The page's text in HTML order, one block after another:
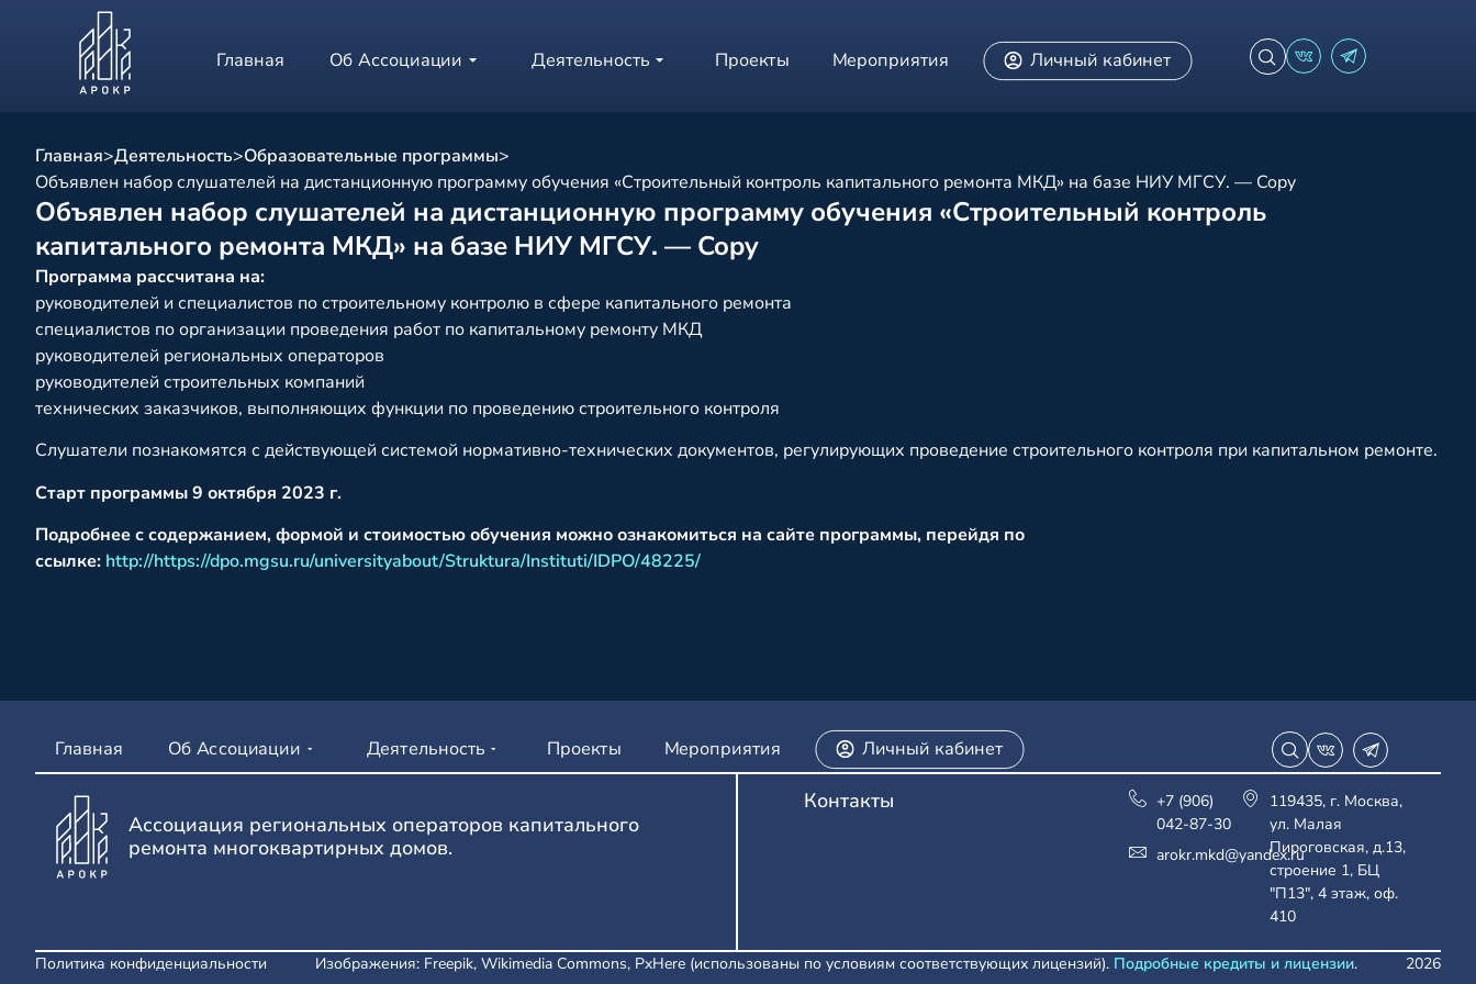
Главная Об Ассоциации Деятельность Проекты Мероприятия Личный кабинет
Главная>Деятельность>Образовательные программы>
Объявлен набор слушателей на дистанционную программу обучения «Строительный контроль капитального ремонта МКД» на базе НИУ МГСУ. — Copy
Объявлен набор слушателей на дистанционную программу обучения «Строительный контроль
капитального ремонта МКД» на базе НИУ МГСУ. — Copy
Программа рассчитана на:
руководителей и специалистов по строительному контролю в сфере капитального ремонта
специалистов по организации проведения работ по капитальному ремонту МКД
руководителей региональных операторов
руководителей строительных компаний
технических заказчиков, выполняющих функции по проведению строительного контроля
Слушатели познакомятся с действующей системой нормативно-технических документов, регулирующих проведение строительного контроля при капитальном ремонте.
Старт программы 9 октября 2023 г.
Подробнее с содержанием, формой и стоимостью обучения можно ознакомиться на сайте программы, перейдя по
ссылке: http://https://dpo.mgsu.ru/universityabout/Struktura/Instituti/IDPO/48225/
Главная Об Ассоциации Деятельность Проекты Мероприятия Личный кабинет
Ассоциация региональных операторов капитального
ремонта многоквартирных домов.
Контакты
+7 (906)
042-87-30
arokr.mkd@yandex.ru
119435, г. Москва,
ул. Малая
Пироговская, д.13,
строение 1, БЦ
"П13", 4 этаж, оф.
410
Политика конфиденциальности Изображения: Freepik, Wikimedia Commons, PxHere (использованы по условиям соответствующих лицензий). Подробные кредиты и лицензии. 2026